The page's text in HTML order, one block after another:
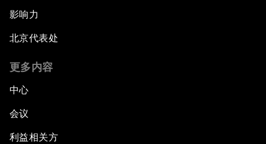
影响力
北京代表处
更多内容
中心
会议
利益相关方